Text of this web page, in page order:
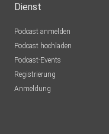
Dienst
Podcast anmelden
Podcast hochladen
Podcast-Events
Registrierung
Anmeldung